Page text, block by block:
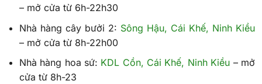
– mở cửa từ 6h-22h30
Nhà hàng cây bưởi 2: Sông Hậu, Cái Khế, Ninh Kiều
– mở cửa từ 8h-22h00
Nhà hàng hoa sứ: KDL Cồn, Cái Khế, Ninh Kiều – mở
cửa từ 8h-23